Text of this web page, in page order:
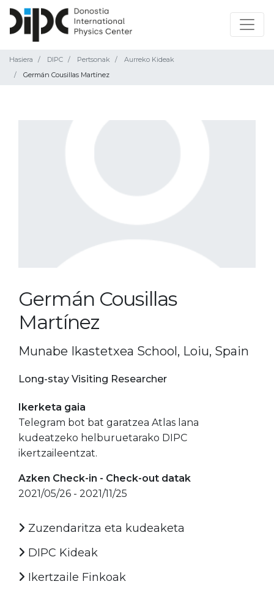
Hasiera DIPC Pertsonak
Aurreko Kideak
Germán Cousillas Martínez
Germán Cousillas
Martínez
Munabe Ikastetxea School, Loiu, Spain
Long-stay Visiting Researcher
Ikerketa gaia
Telegram bot bat garatzea Atlas lana
kudeatzeko helburuetarako DIPC
ikertzaileentzat.
Azken Check-in - Check-out datak
2021/05/26 - 2021/11/25
Zuzendaritza eta kudeaketa
DIPC Kideak
Ikertzaile Finkoak